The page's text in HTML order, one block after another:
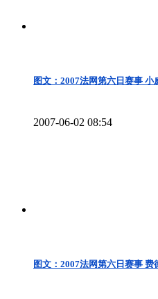
图文：2007法网第六日赛事 小
2007-06-02 08:54
图文：2007法网第六日赛事 费